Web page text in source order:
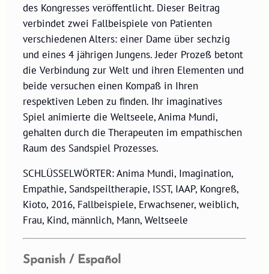
des Kongresses veröffentlicht. Dieser Beitrag
verbindet zwei Fallbeispiele von Patienten
verschiedenen Alters: einer Dame über sechzig
und eines 4 jährigen Jungens. Jeder Prozeß betont
die Verbindung zur Welt und ihren Elementen und
beide versuchen einen Kompaß in Ihren
respektiven Leben zu finden. Ihr imaginatives
Spiel animierte die Weltseele, Anima Mundi,
gehalten durch die Therapeuten im empathischen
Raum des Sandspiel Prozesses.
SCHLÜSSELWÖRTER: Anima Mundi, Imagination,
Empathie, Sandspeiltherapie, ISST, IAAP, Kongreß,
Kioto, 2016, Fallbeispiele, Erwachsener, weiblich,
Frau, Kind, männlich, Mann, Weltseele
Spanish / Español